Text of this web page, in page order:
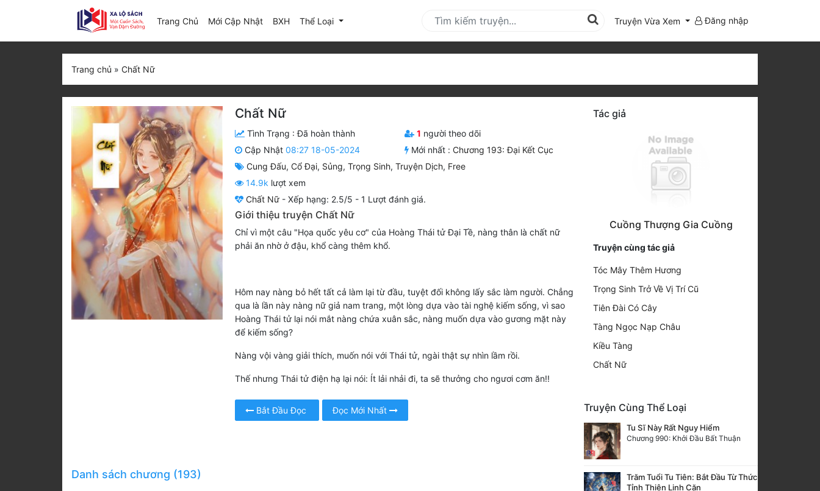
Trang Chủ Mới Cập Nhật(current)
BXH Thể Loại Truyện Vừa Xem Đăng nhập
Trang chủ » Chất Nữ
Chất Nữ
Tình Trạng :Đã hoàn thành 1 người theo dõi
Cập Nhật 08:27 18-05-2024 Mới nhất :Chương 193: Đại Kết Cục
Cung Đấu, Cổ Đại, Sủng, Trọng Sinh, Truyện Dịch, Free
14.9k lượt xem
Chất Nữ - Xếp hạng: 2.5/5 - 1 Lượt đánh giá.
Giới thiệu truyện Chất Nữ
Chỉ vì một câu "Họa quốc yêu cơ" của Hoàng Thái tử Đại Tề, nàng thân là chất nữ
phải ăn nhờ ở đậu, khổ càng thêm khổ.
Hôm nay nàng bỏ hết tất cả làm lại từ đầu, tuyệt đối không lấy sắc làm người. Chẳng
qua là lần này nàng nữ giả nam trang, một lòng dựa vào tài nghệ kiếm sống, vì sao
Hoàng Thái tử lại nói mắt nàng chứa xuân sắc, nàng muốn dựa vào gương mặt này
để kiếm sống?
Nàng vội vàng giải thích, muốn nói với Thái tử, ngài thật sự nhìn lầm rồi.
Thế nhưng Thái tử điện hạ lại nói: Ít lải nhải đi, ta sẽ thưởng cho ngươi cơm ăn!!
Bắt Đầu Đọc Đọc Mới Nhất
Danh sách chương (193)
Tác giả
Cuồng Thượng Gia Cuồng
Truyện cùng tác giả
Tóc Mây Thêm Hương
Trọng Sinh Trở Về Vị Trí Cũ
Tiên Đài Có Cây
Tàng Ngọc Nạp Châu
Kiều Tàng
Chất Nữ
Truyện Cùng Thể Loại
Tu Sĩ Này Rất Nguy Hiểm
Chương 990: Khởi Đầu Bất Thuận
Trăm Tuổi Tu Tiên: Bắt Đầu Từ Thức
Tỉnh Thiên Linh Căn